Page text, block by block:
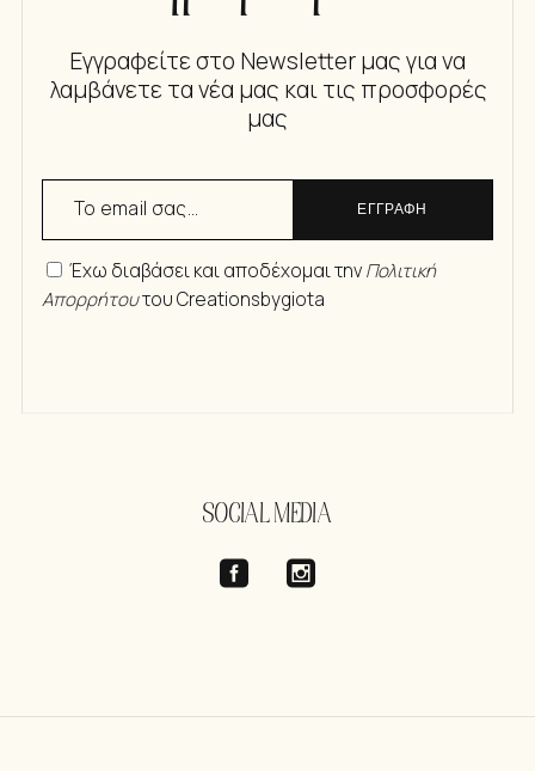
Εγγραφείτε στο Newsletter μας για να
λαμβάνετε τα νέα μας και τις προσφορές
μας
ΕΓΓΡΑΦΗ
Έχω διαβάσει και αποδέχομαι τηνΠολιτική
Απορρήτουτου Creationsbygiota
SOCIAL MEDIA